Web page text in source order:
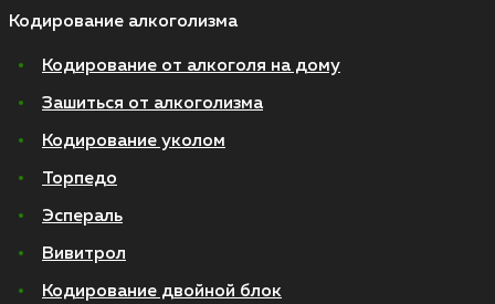
Кодирование алкоголизма
Кодирование от алкоголя на дому
Зашиться от алкоголизма
Кодирование уколом
Торпедо
Эспераль
Вивитрол
Кодирование двойной блок